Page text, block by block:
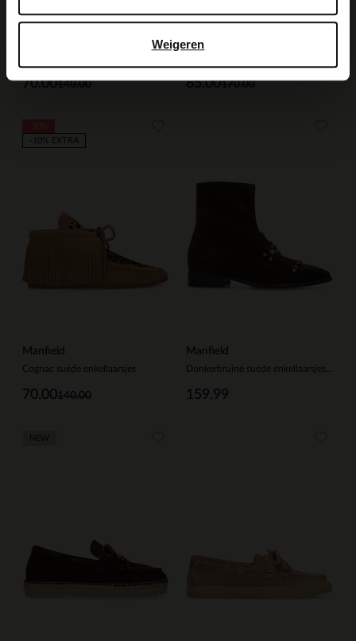
Weigeren
140.00
70.00
Manfield
170.00
85.00
Manfield
Cognac suède enkellaarsjes
140.00
70.00
-10% EXTRA
Manfield
159.99